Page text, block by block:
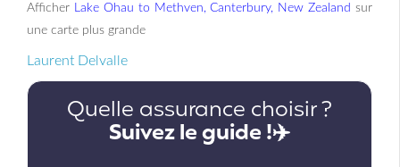
Afficher Lake Ohau to Methven, Canterbury, New Zealand sur
une carte plus grande
Laurent Delvalle